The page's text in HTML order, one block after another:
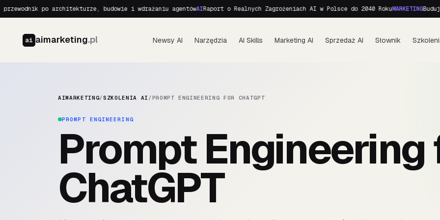
po architekturze, budowie i wdrażaniu agentówAIRaport o Realnych Zagrożeniach AI w Polsce do 2040 RokuMARKETING
ai aimarketing.pl Newsy AI Narzędzia AI Skills Marketing AI Sprzedaż AI Słownik
AIMARKETING/SZKOLENIA AI /PROMPT ENGINEERING FOR CHATGPT
PROMPT ENGINEERING
Prompt Engineering
ChatGPT